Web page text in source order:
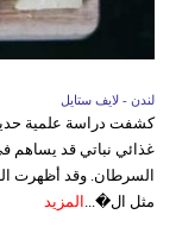
لندن - لايف ستايل
كشفت دراسة علمية
غذائي نباتي قد يساهم
السرطان. وقد أظهرت
مثل ال�...
المزيد